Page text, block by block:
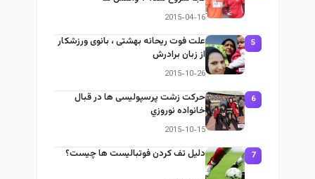
2015-04-16
5
علت فوت ریحانه بهشتی ، بانوی ورزشكار
از زبان برادرش
2015-10-26
6
حرکت زشت پرسپولیسی ها در قبال
خانواده نوروزي
2015-10-15
7 دليل تف كردن فوتباليست ها چيست؟